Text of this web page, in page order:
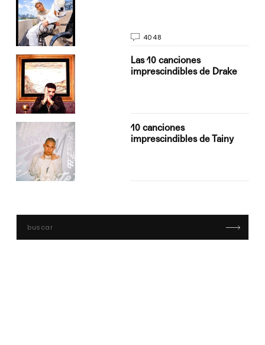
4048
Las 10 canciones
imprescindibles de Drake
10 canciones
imprescindibles de Tainy